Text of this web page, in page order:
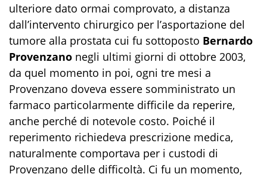
ulteriore dato ormai comprovato, a distanza
dall’intervento chirurgico per l’asportazione del
tumore alla prostata cui fu sottoposto Bernardo
Provenzano negli ultimi giorni di ottobre 2003,
da quel momento in poi, ogni tre mesi a
Provenzano doveva essere somministrato un
farmaco particolarmente difficile da reperire,
anche perché di notevole costo. Poiché il
reperimento richiedeva prescrizione medica,
naturalmente comportava per i custodi di
Provenzano delle difficoltà. Ci fu un momento,